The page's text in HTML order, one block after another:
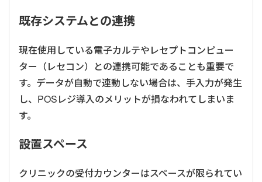
既存システムとの連携
現在使用している電子カルテやレセプトコンピュー
ター（レセコン）との連携可能であることも重要で
す。データが自動で連動しない場合は、手入力が発生
し、POSレジ導入のメリットが損なわれてしまいま
す。
設置スペース
クリニックの受付カウンターはスペースが限られてい